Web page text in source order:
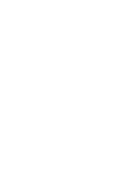
sintomas da Enxaqueca. Estas
lhe possa provocar este tipo de dor de
desenvolvidos para tratar a crise de
é preferível fazer o chamado tratamento
ou seja, permite diminuir as
nem tão incomodativas.
bloqueantes ou os anti-epiléticos.
o número e a frequência das crises.
tratamento preventivo eficaz, que é